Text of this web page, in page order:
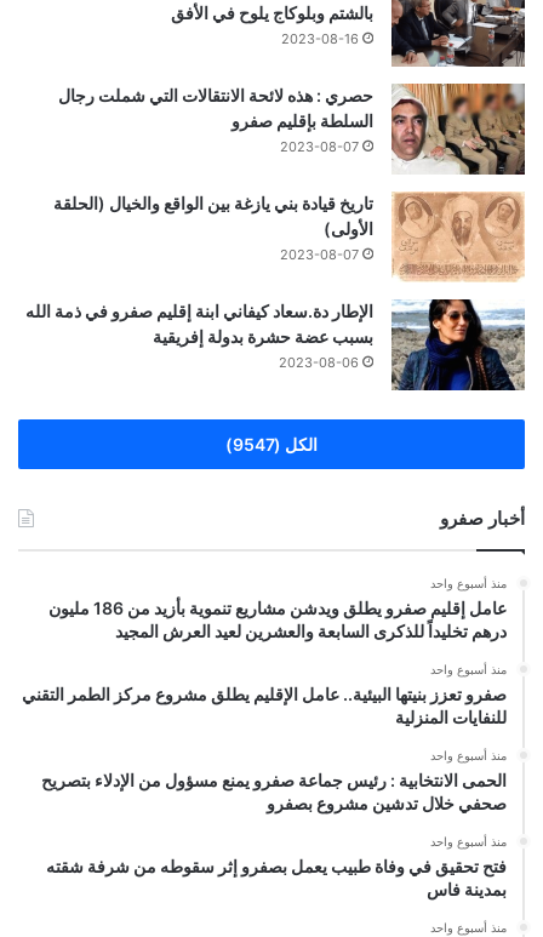
بالشتم وبلوكاج يلوح في الأفق
2023-08-16
حصري : هذه لائحة الانتقالات التي شملت رجال
السلطة بإقليم صفرو
2023-08-07
تاريخ قيادة بني يازغة بين الواقع والخيال (الحلقة
الأولى)
2023-08-07
الإطار دة.سعاد كيفاني ابنة إقليم صفرو في ذمة الله
بسبب عضة حشرة بدولة إفريقية
2023-08-06
الكل (9547)
أخبار صفرو
منذ أسبوع واحد
عامل إقليم صفرو يطلق ويدشن مشاريع تنموية بأزيد من 186 مليون
درهم تخليداً للذكرى السابعة والعشرين لعيد العرش المجيد
منذ أسبوع واحد
صفرو تعزز بنيتها البيئية.. عامل الإقليم يطلق مشروع مركز الطمر التقني
للنفايات المنزلية
منذ أسبوع واحد
الحمى الانتخابية : رئيس جماعة صفرو يمنع مسؤول من الإدلاء بتصريح
صحفي خلال تدشين مشروع بصفرو
منذ أسبوع واحد
فتح تحقيق في وفاة طبيب يعمل بصفرو إثر سقوطه من شرفة شقته
بمدينة فاس
منذ أسبوع واحد